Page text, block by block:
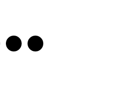
2028 kwalificatie